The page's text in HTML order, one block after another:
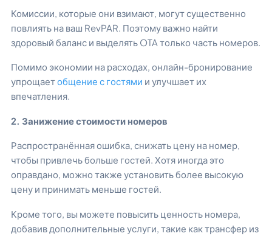
Комиссии, которые они взимают, могут существенно
повлиять на ваш RevPAR. Поэтому важно найти
здоровый баланс и выделять OTA только часть номеров.
Помимо экономии на расходах, онлайн-бронирование
упрощаетобщение с гостями и улучшает их
впечатления.
2. Занижение стоимости номеров
Распространённая ошибка, снижать цену на номер,
чтобы привлечь больше гостей. Хотя иногда это
оправдано, можно также установить более высокую
цену и принимать меньше гостей.
Кроме того, вы можете повысить ценность номера,
добавив дополнительные услуги, такие как трансфер из